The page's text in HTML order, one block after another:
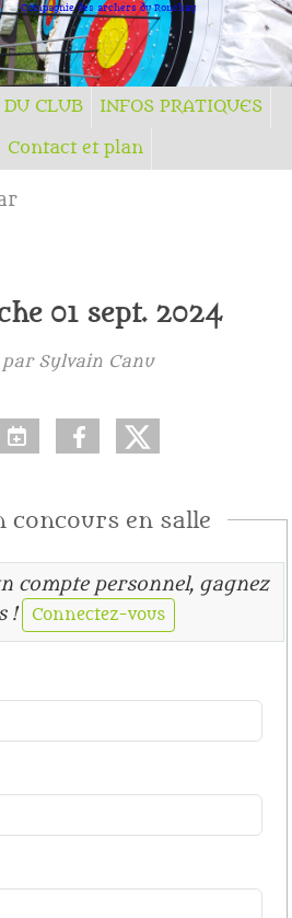
Compagnie des archers du Ronchay
CLUB
INFOS PRATIQUES
Contact et plan
01 sept. 2024
par Sylvain Canu
concours en salle
compte personnel, gagnez
!
Connectez-vous
cookies